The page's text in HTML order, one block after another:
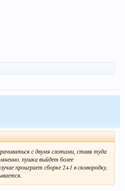
с двумя слотами, ставя туда
пушка выйдет более
проиграет сборке 2+1 в сковородку,